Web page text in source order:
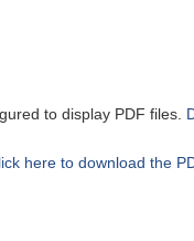
to display PDF files.
here to download the